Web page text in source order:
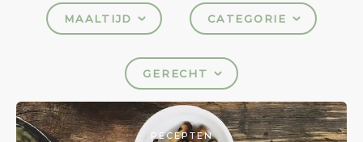
MAALTIJD CATEGORIE
GERECHT
RECEPTEN